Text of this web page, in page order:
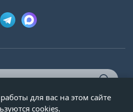
ИНН 5020092947, 1995-2026 г.
для вас на этом сайте
cookies.